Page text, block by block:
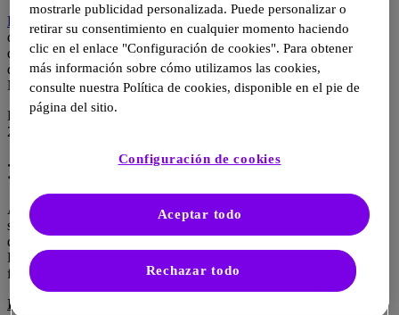
Las Pautas de Accesibilidad al Contenido en la Web (WCAG)
definen los requisitos que deben cumplir los diseñadores y
desarrolladores para mejorar la accesibilidad de las personas con
discapacidad. Establecen tres niveles de conformidad: Nivel A,
Nivel AA y Nivel AAA.
Este sitio web cumple parcialmente con el nivel AA de las WCAG
2.2, debido a las limitaciones que se describen a continuación.
3. Limitaciones conocidas
A pesar de nuestros esfuerzos por garantizar la accesibilidad de este
sitio web, puede haber algunas limitaciones. A continuación se
describen las limitaciones conocidas y las posibles soluciones.
Póngase en contacto con nosotros si observa algún problema que no
figure en la lista siguiente.
Indicadores visuales y de enfoque
mostrarle publicidad personalizada. Puede personalizar o
retirar su consentimiento en cualquier momento haciendo
clic en el enlace "Configuración de cookies". Para obtener
más información sobre cómo utilizamos las cookies,
consulte nuestra Política de cookies, disponible en el pie de
página del sitio.
Configuración de cookies
Rechazar todo
Aceptar todo